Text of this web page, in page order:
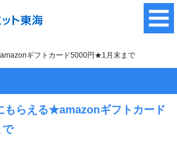
ギフトカード5000円★1月末まで
もらえる★amazonギフトカード